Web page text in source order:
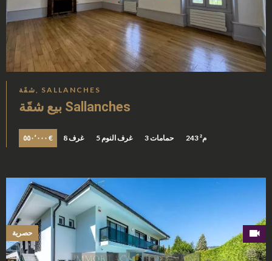
شقَة, SALLANCHES
بيع شقَة Sallanches
٥٥٠٬٠٠٠ € 8 غرف 5 غرف النوم 3 حمامات 243 م²
حصرية